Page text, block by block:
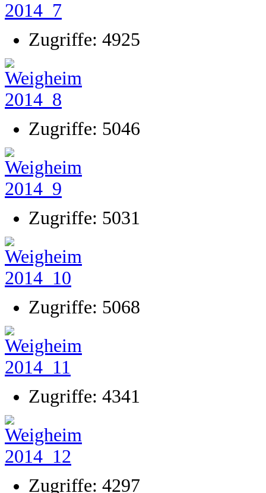
Zugriffe: 4925
Zugriffe: 5046
Zugriffe: 5031
Zugriffe: 5068
Zugriffe: 4341
Zugriffe: 4297